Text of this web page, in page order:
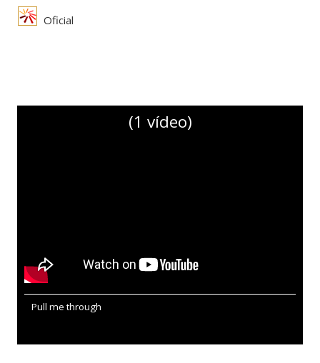
Oficial
(1 vídeo)
Pull me through